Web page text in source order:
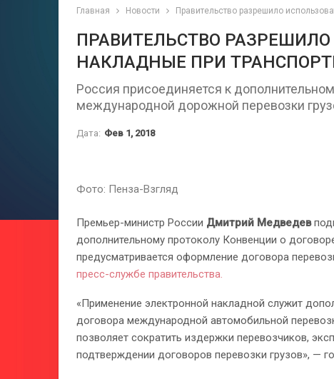
Главная Новости Правительство разрешило
ПРАВИТЕЛЬСТВО
НАКЛАДНЫЕ ПРИ
Россия присоединяется к
международной дорожной перевозки
Дата: Фев 1, 2018
Фото: Пенза-Взгляд
Премьер-министр России Дмитрий Медведев
дополнительному протоколу Конвенции о
предусматривается оформление договора
пресс-службе правительства.
«Применение электронной накладной служит
договора международной автомобильной
позволяет сократить издержки перевозчиков,
подтверждении договоров перевозки грузов», —